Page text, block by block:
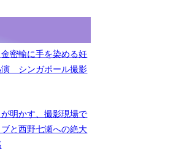
密輸に手を染める妊
演 シンガポール撮影
明かす、撮影現場で
と西野七瀬への絶大